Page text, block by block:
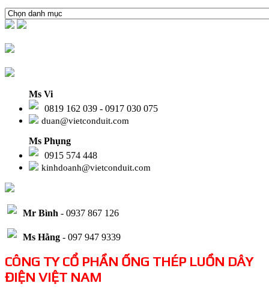
Ms Vi
0819 162 039 - 0917 030 075
duan@vietconduit.com
Ms Phụng
0915 574 448
kinhdoanh@vietconduit.com
Mr Bình - 0937 867 126
Ms Hằng - 097 947 9339
CÔNG TY CỔ PHẦN ỐNG THÉP LUỒN DÂY
ĐIỆN VIỆT NAM